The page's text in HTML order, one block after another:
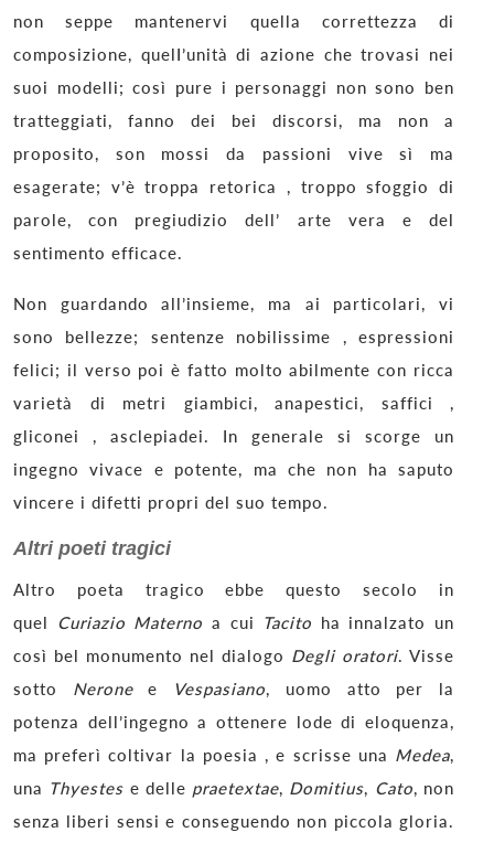
non seppe mantenervi quella correttezza di
composizione, quelI’unità di azione che trovasi nei
suoi modelli; così pure i personaggi non sono ben
tratteggiati, fanno dei bei discorsi, ma non a
proposito, son mossi da passioni vive sì ma
esagerate; v’è troppa retorica , troppo sfoggio di
parole, con pregiudizio dell’ arte vera e del
sentimento efficace.
Non guardando all’insieme, ma ai particolari, vi
sono bellezze; sentenze nobilissime , espressioni
felici; il verso poi è fatto molto abilmente con ricca
varietà di metri giambici, anapestici, saffici ,
gliconei , asclepiadei. In generale si scorge un
ingegno vivace e potente, ma che non ha saputo
vincere i difetti propri del suo tempo.
Altri poeti tragici
Altro poeta tragico ebbe questo secolo in
quel Curiazio Materno a cui Tacito ha innalzato un
così bel monumento nel dialogo Degli oratori. Visse
sotto Neronee Vespasiano, uomo atto per la
potenza dell’ingegno a ottenere lode di eloquenza,
ma preferì coltivar la poesia , e scrisse una Medea,
una Thyestes e delle praetextae, Domitius, Cato, non
senza liberi sensi e conseguendo non piccola gloria.